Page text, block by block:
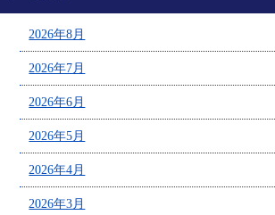
2026年8月
2026年7月
2026年6月
2026年5月
2026年4月
2026年3月